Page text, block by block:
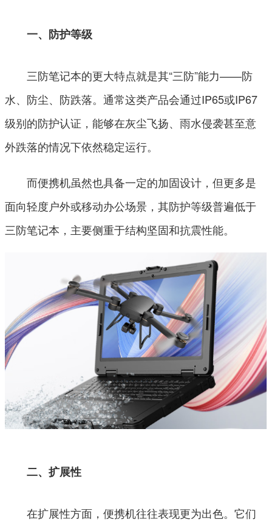
一、防护等级
三防笔记本的更大特点就是其“三防”能力——防
水、防尘、防跌落。通常这类产品会通过IP65或IP67
级别的防护认证，能够在灰尘飞扬、雨水侵袭甚至意
外跌落的情况下依然稳定运行。
而便携机虽然也具备一定的加固设计，但更多是
面向轻度户外或移动办公场景，其防护等级普遍低于
三防笔记本，主要侧重于结构坚固和抗震性能。
二、扩展性
在扩展性方面，便携机往往表现更为出色。它们